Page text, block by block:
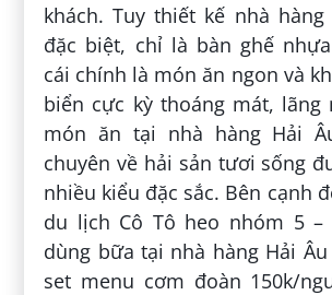
khách. Tuy thiết kế nhà
đặc biệt, chỉ là bàn ghế
cái chính là món ăn ngon và
biển cực kỳ thoáng mát, lãng
món ăn tại nhà hàng Hải
chuyên về hải sản tươi sống
nhiều kiểu đặc sắc. Bên cạnh
du lịch Cô Tô heo nhóm 5
dùng bữa tại nhà hàng Hải
set menu cơm đoàn 150k/